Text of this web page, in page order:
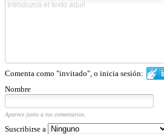
Comenta como "invitado", o inicia sesión:
Nombre
Aparece junto a tus comentarios.
Suscribirse a